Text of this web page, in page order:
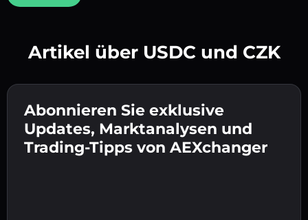
Gib deine Krypto-Wallet-Adresse ein 👉 fahre
mit dem nächsten Schritt fort.
Bestätige deine Identität 👉 fahre mit dem
letzten Schritt fort.
Sende die Einzahlung 👉 erhalte Krypto oder
Fiat in deiner Wallet.
Artikel über USDC und CZK
Abonnieren Sie exklusive
Updates, Marktanalysen und
Trading-Tipps von AEXchanger